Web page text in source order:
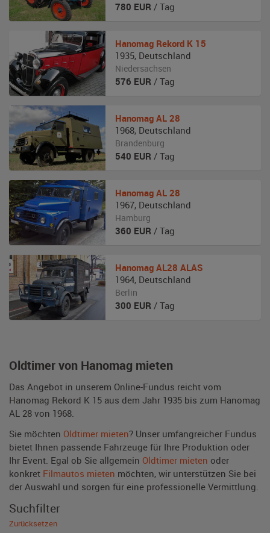
Oldtimer von Hanomag mieten
Das Angebot in unserem Online-Fundus reicht vom
Hanomag Rekord K 15 aus dem Jahr 1935 bis zum Hanomag
AL 28 von 1968.
Sie möchten Oldtimer mieten? Unser umfangreicher Fundus
bietet Ihnen passende Fahrzeuge für Ihre Produktion oder
Ihr Event. Egal ob Sie allgemein Oldtimer mieten oder
konkret Filmautos mieten möchten, wir unterstützen Sie bei
der Auswahl und sorgen für eine professionelle Vermittlung.
780 EUR / Tag
Hanomag Rekord K 15
1935, Deutschland
Niedersachsen
576 EUR / Tag
Hanomag AL 28
1968, Deutschland
Brandenburg
540 EUR / Tag
Hanomag AL 28
1967, Deutschland
Hamburg
360 EUR / Tag
Hanomag AL28 ALAS
1964, Deutschland
Berlin
300 EUR / Tag
Suchfilter
Zurücksetzen